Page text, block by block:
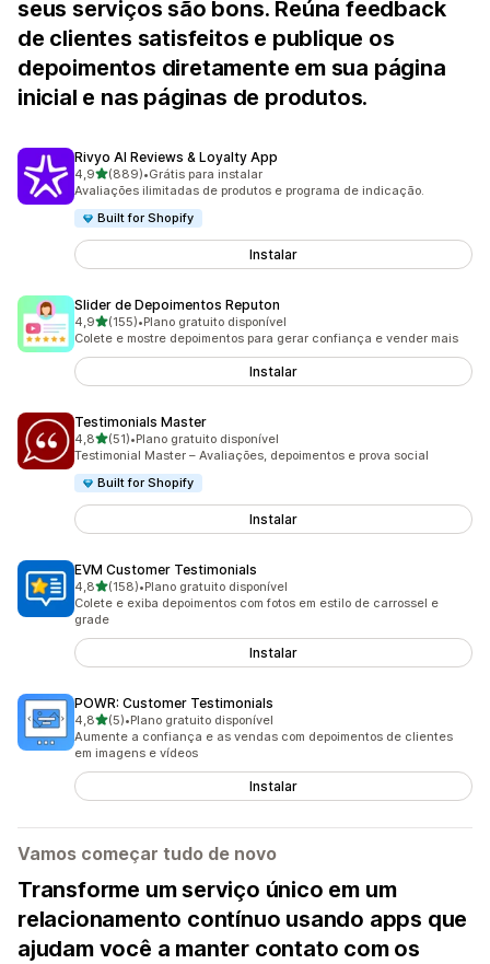
seus serviços são bons. Reúna feedback
de clientes satisfeitos e publique os
depoimentos diretamente em sua página
inicial e nas páginas de produtos.
Rivyo AI Reviews & Loyalty App
4,9de 5 estrelas
(889)
889 avaliações ao todo
•Grátis para instalar
Avaliações ilimitadas de produtos e programa de indicação.
Built for Shopify
Instalar
Slider de Depoimentos Reputon
4,9de 5 estrelas
(155)
155 avaliações ao todo
•Plano gratuito disponível
Colete e mostre depoimentos para gerar confiança e vender mais
Instalar
Testimonials Master
4,8de 5 estrelas
(51)
51 avaliações ao todo
•Plano gratuito disponível
Testimonial Master – Avaliações, depoimentos e prova social
Built for Shopify
Instalar
EVM Customer Testimonials
4,8de 5 estrelas
(158)
158 avaliações ao todo
•Plano gratuito disponível
Colete e exiba depoimentos com fotos em estilo de carrossel e
grade
Instalar
POWR: Customer Testimonials
4,8de 5 estrelas
(5)
5 avaliações ao todo
•Plano gratuito disponível
Aumente a confiança e as vendas com depoimentos de clientes
em imagens e vídeos
Instalar
Vamos começar tudo de novo
Transforme um serviço único em um
relacionamento contínuo usando apps que
ajudam você a manter contato com os